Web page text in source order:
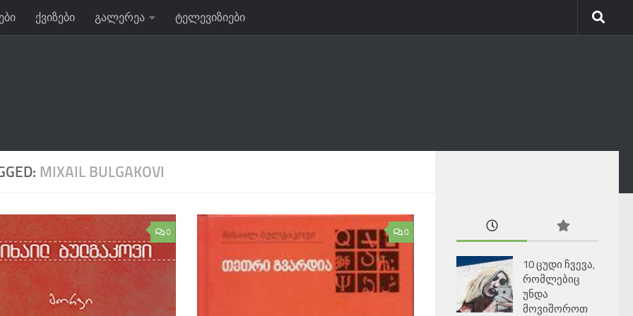
ქვიზები გალერეა ტელევიზიები
MIXAIL BULGAKOVI
0 0
10 ცუდი ჩვევა,
რომლებიც
უნდა
მოვიშოროთ